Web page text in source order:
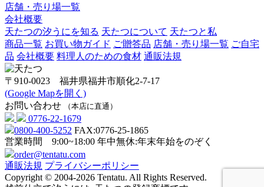
店舗・売り場一覧
会社概要
天たつの汐うにを知る 天たつについて 天たつと私
商品一覧 お買い物ガイド ご贈答品 店舗・売り場一覧 ご自宅
品 会社概要 料理人のための食材 通販法規
〒910-0023 福井県福井市順化2-7-17
(Google Mapを開く)
お問い合わせ
（本店に直通）
0776-22-1679
0800-400-5252 FAX:0776-25-1865
営業時間 9:00~18:00 年中無休:年末年始をのぞく
order@tentatu.com
通販法規 プライバシーポリシー
Copyright © 2004-2026 Tentatu. All Rights Reserved.